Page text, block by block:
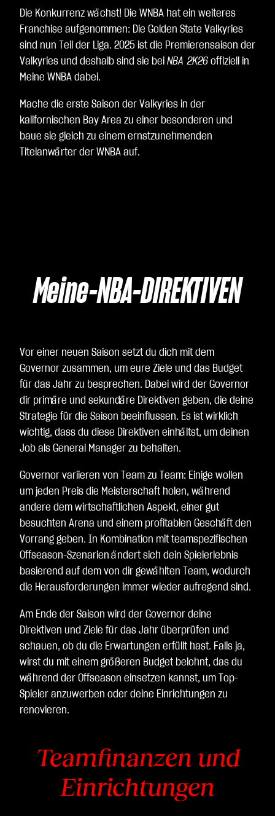
Die Konkurrenz wächst! Die WNBA hat ein weiteres
Franchise aufgenommen: Die Golden State Valkyries
sind nun Teil der Liga. 2025 ist die Premierensaison der
Valkyries und deshalb sind sie bei NBA 2K26 offiziell in
Meine WNBA dabei.
Mache die erste Saison der Valkyries in der
kalifornischen Bay Area zu einer besonderen und
baue sie gleich zu einem ernstzunehmenden
Titelanwärter der WNBA auf.
Meine-NBA-DIREKTIVEN
Vor einer neuen Saison setzt du dich mit dem
Governor zusammen, um eure Ziele und das Budget
für das Jahr zu besprechen. Dabei wird der Governor
dir primäre und sekundäre Direktiven geben, die deine
Strategie für die Saison beeinflussen. Es ist wirklich
wichtig, dass du diese Direktiven einhältst, um deinen
Job als General Manager zu behalten.
Governor variieren von Team zu Team: Einige wollen
um jeden Preis die Meisterschaft holen, während
andere dem wirtschaftlichen Aspekt, einer gut
besuchten Arena und einem profitablen Geschäft den
Vorrang geben. In Kombination mit teamspezifischen
Offseason-Szenarien ändert sich dein Spielerlebnis
basierend auf dem von dir gewählten Team, wodurch
die Herausforderungen immer wieder aufregend sind.
Am Ende der Saison wird der Governor deine
Direktiven und Ziele für das Jahr überprüfen und
schauen, ob du die Erwartungen erfüllt hast. Falls ja,
wirst du mit einem größeren Budget belohnt, das du
während der Offseason einsetzen kannst, um Top-
Spieler anzuwerben oder deine Einrichtungen zu
renovieren.
Teamfinanzen und
Einrichtungen